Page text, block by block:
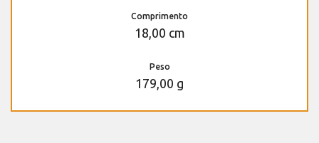
Comprimento
18,00 cm
Peso
179,00 g